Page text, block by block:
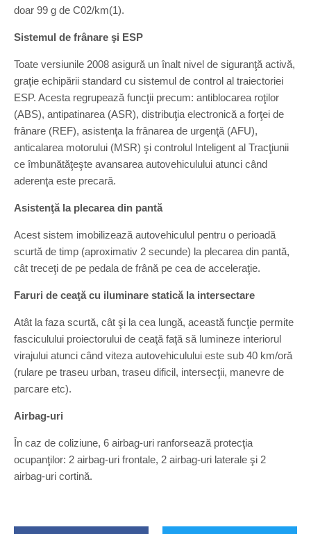
doar 99 g de C02/km(1).
Sistemul de frânare şi ESP
Toate versiunile 2008 asigură un înalt nivel de siguranţă activă,
graţie echipării standard cu sistemul de control al traiectoriei
ESP. Acesta regrupează funcţii precum: antiblocarea roţilor
(ABS), antipatinarea (ASR), distribuţia electronică a forţei de
frânare (REF), asistenţa la frânarea de urgenţă (AFU),
anticalarea motorului (MSR) şi controlul Inteligent al Tracţiunii
ce îmbunătăţeşte avansarea autovehiculului atunci când
aderenţa este precară.
Asistenţă la plecarea din pantă
Acest sistem imobilizează autovehiculul pentru o perioadă
scurtă de timp (aproximativ 2 secunde) la plecarea din pantă,
cât treceţi de pe pedala de frână pe cea de acceleraţie.
Faruri de ceaţă cu iluminare statică la intersectare
Atât la faza scurtă, cât şi la cea lungă, această funcţie permite
fasciculului proiectorului de ceaţă faţă să lumineze interiorul
virajului atunci când viteza autovehiculului este sub 40 km/oră
(rulare pe traseu urban, traseu dificil, intersecţii, manevre de
parcare etc).
Airbag-uri
În caz de coliziune, 6 airbag-uri ranforsează protecţia
ocupanţilor: 2 airbag-uri frontale, 2 airbag-uri laterale şi 2
airbag-uri cortină.